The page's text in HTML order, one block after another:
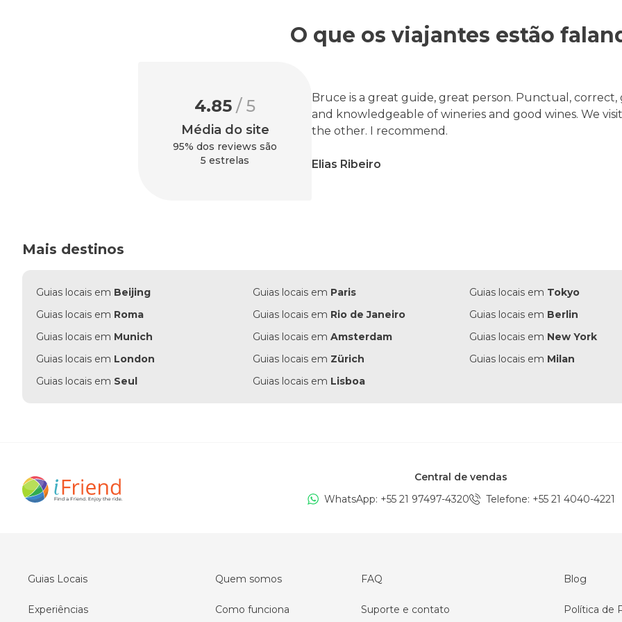
O que os viajantes estão
4.85 / 5
Média do site
95% dos reviews são
5 estrelas
Bruce is a great guide, great person. Punctual, correct,
and knowledgeable of wineries and good wines. We
the other. I recommend.
Elias Ribeiro
Mais destinos
Guias locais em Beijing Guias locais em Paris Guias locais em Tokyo
Guias locais em Roma Guias locais em Rio de Janeiro Guias locais em Berlin
Guias locais em Munich Guias locais em Amsterdam Guias locais em New York
Guias locais em London Guias locais em Zürich Guias locais em Milan
Guias locais em Seul Guias locais em Lisboa
Central de vendas
WhatsApp: +55 21 97497-4320 Telefone: +55 21 4040-4221
Guias Locais
Experiências
Quem somos
Como funciona
FAQ
Suporte e contato
Blog
Política de